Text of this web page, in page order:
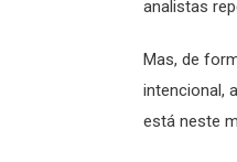
analistas
Mas, de
intencional,
está neste